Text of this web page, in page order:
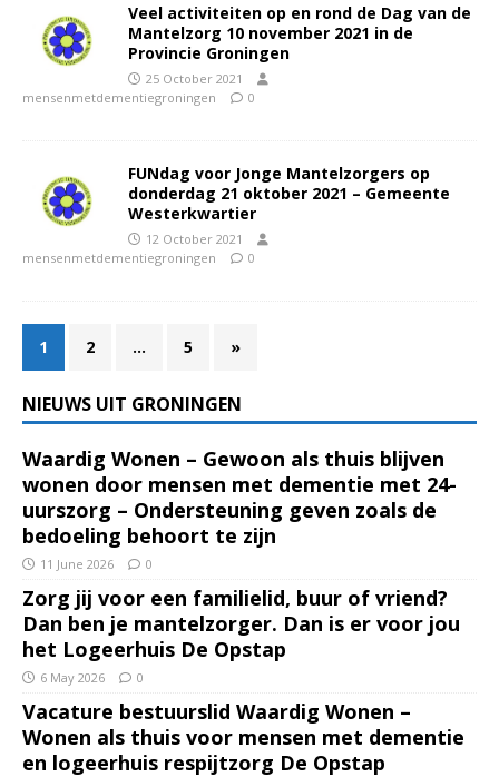
Veel activiteiten op en rond de Dag van de
Mantelzorg 10 november 2021 in de
Provincie Groningen
25 October 2021
mensenmetdementiegroningen
0
FUNdag voor Jonge Mantelzorgers op
donderdag 21 oktober 2021 – Gemeente
Westerkwartier
12 October 2021
mensenmetdementiegroningen
0
1 2 … 5 »
NIEUWS UIT GRONINGEN
Waardig Wonen – Gewoon als thuis blijven
wonen door mensen met dementie met 24-
uurszorg – Ondersteuning geven zoals de
bedoeling behoort te zijn
11 June 2026 0
Zorg jij voor een familielid, buur of vriend?
Dan ben je mantelzorger. Dan is er voor jou
het Logeerhuis De Opstap
6 May 2026 0
Vacature bestuurslid Waardig Wonen –
Wonen als thuis voor mensen met dementie
en logeerhuis respijtzorg De Opstap